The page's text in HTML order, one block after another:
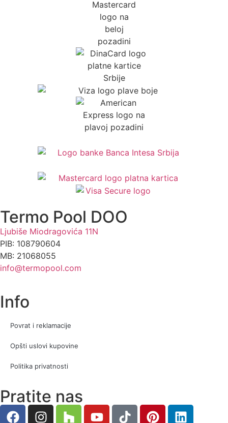
Termo Pool DOO
Ljubiše Miodragovića 11N
PIB: 108790604
MB: 21068055
info@termopool.com
Info
Povrat i reklamacije
Opšti uslovi kupovine
Politika privatnosti
Pratite nas